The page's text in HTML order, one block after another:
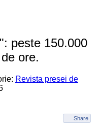
peste 150.000
ore.
Revista presei de
Share